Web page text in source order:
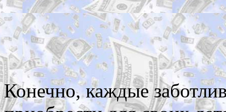
Конечно, каждые